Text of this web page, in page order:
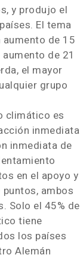
y produjo el
El tema
de 15
de 21
el mayor
grupo
climático es
inmediata
inmediata de
en el apoyo y
ambos
Solo el 45% de
tiene
los países
Alemán